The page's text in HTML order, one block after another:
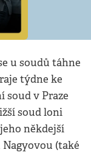
u soudů táhne
týdne ke
soud v Praze
soud loni
někdejší
(také